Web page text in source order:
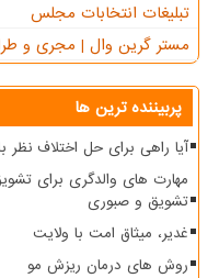
تبلیغات انتخابات مجلس
مستر گرین وال | مجری و
پربیننده ترین ها
آیا راهی برای حل اختلاف نظر
مهارت های والدگری برای
تشویق و صبوری
غدیر، میثاق امت با ولایت
روش های درمان ریزش مو